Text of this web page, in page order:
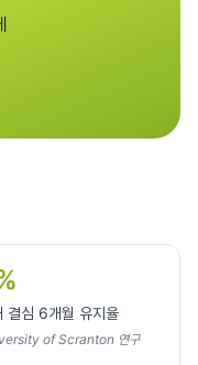
결심 6개월 유지율
of Scranton 연구